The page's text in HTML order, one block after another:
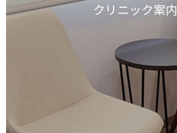
クリニック案内